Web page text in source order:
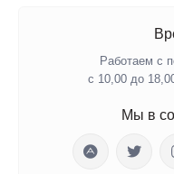
Работаем с
с 10,00 до
Мы в